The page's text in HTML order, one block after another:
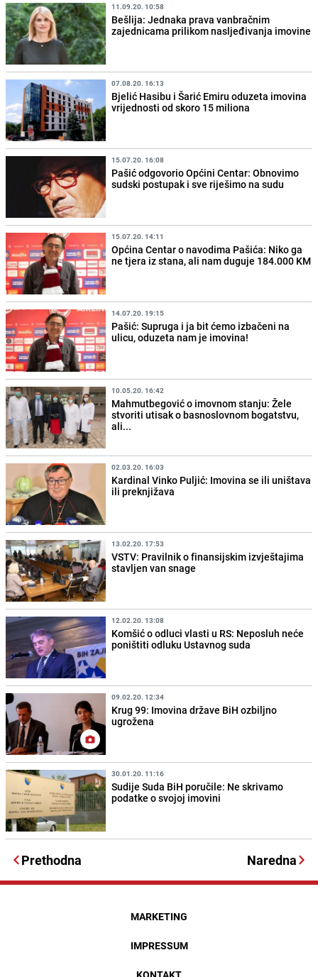
11.09.20. 10:58
Bešlija: Jednaka prava vanbračnim
zajednicama prilikom nasljeđivanja imovine
07.08.20. 16:13
Bjelić Hasibu i Šarić Emiru oduzeta imovina
vrijednosti od skoro 15 miliona
15.07.20. 16:08
Pašić odgovorio Općini Centar: Obnovimo
sudski postupak i sve riješimo na sudu
15.07.20. 14:11
Općina Centar o navodima Pašića: Niko ga
ne tjera iz stana, ali nam duguje 184.000 KM
14.07.20. 19:15
Pašić: Supruga i ja bit ćemo izbačeni na
ulicu, oduzeta nam je imovina!
10.05.20. 16:42
Mahmutbegović o imovnom stanju: Žele
stvoriti utisak o basnoslovnom bogatstvu,
ali...
02.03.20. 16:03
Kardinal Vinko Puljić: Imovina se ili uništava
ili preknjižava
13.02.20. 17:53
VSTV: Pravilnik o finansijskim izvještajima
stavljen van snage
12.02.20. 13:08
Komšić o odluci vlasti u RS: Neposluh neće
poništiti odluku Ustavnog suda
09.02.20. 12:34
Krug 99: Imovina države BiH ozbiljno
ugrožena
30.01.20. 11:16
Sudije Suda BiH poručile: Ne skrivamo
podatke o svojoj imovini
Prethodna Naredna
MARKETING
IMPRESSUM